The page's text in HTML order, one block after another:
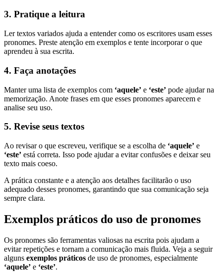
3. Pratique a leitura
Ler textos variados ajuda a entender como os escritores usam esses
pronomes. Preste atenção em exemplos e tente incorporar o que
aprendeu à sua escrita.
4. Faça anotações
Manter uma lista de exemplos com ‘aquele’ e ‘este’ pode ajudar na
memorização. Anote frases em que esses pronomes aparecem e
analise seu uso.
5. Revise seus textos
Ao revisar o que escreveu, verifique se a escolha de ‘aquele’ e
‘este’ está correta. Isso pode ajudar a evitar confusões e deixar seu
texto mais coeso.
A prática constante e a atenção aos detalhes facilitarão o uso
adequado desses pronomes, garantindo que sua comunicação seja
sempre clara.
Exemplos práticos do uso de pronomes
Os pronomes são ferramentas valiosas na escrita pois ajudam a
evitar repetições e tornam a comunicação mais fluida. Veja a seguir
alguns exemplos práticos de uso de pronomes, especialmente
‘aquele’ e ‘este’.